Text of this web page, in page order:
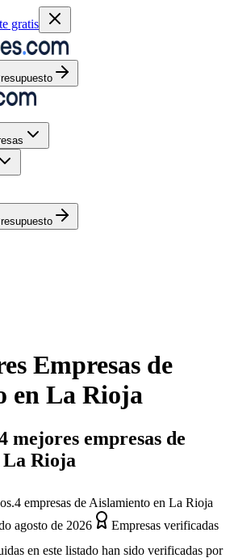
gratis
Empresas de
en La Rioja
mejores empresas de
La Rioja
4 empresas de Aislamiento en La Rioja
agosto de 2026
Empresas verificadas
en este listado han sido verificadas por